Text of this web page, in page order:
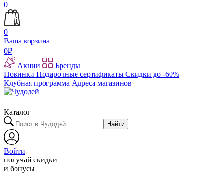
0
0
Ваша корзина
0₽
Акции
Бренды
Новинки Подарочные сертификаты Скидки до -60%
Клубная программа Адреса магазинов
Каталог
Найти
Войти
получай скидки
и бонусы